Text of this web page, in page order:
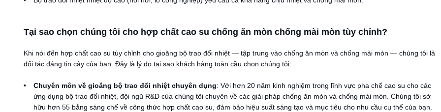
Tại sao chọn chúng tôi cho hợp chất cao su chống ăn mòn chống mài mòn tùy chỉnh?
Khi nói đến hợp chất cao su tùy chỉnh cho gioăng bộ trao đổi nhiệt — tập trung vào chống ăn mòn và chống mài mòn — chúng tôi là
đối tác đáng tin cậy của bạn. Đây là lý do tại sao khách hàng toàn cầu chọn chúng tôi:
Chuyên môn về gioăng bộ trao đổi nhiệt chuyên dụng: Với hơn 20 năm kinh nghiệm trong lĩnh vực pha chế cao su cho các
ứng dụng bộ trao đổi nhiệt, đội ngũ R&D của chúng tôi chuyên về các giải pháp chống ăn mòn và chống mài mòn. Chúng tôi sở
hữu hơn 55 bằng sáng chế về công thức hợp chất cao su, đảm bảo hiệu suất sáng tạo và mục tiêu cho nhu cầu cụ thể của bạn.